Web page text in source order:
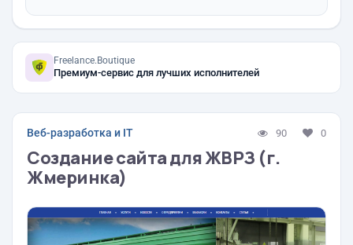
Freelance.Boutique
Премиум-сервис для лучших исполнителей
Веб-разработка и IT 90 0
Создание сайта для ЖВРЗ (г.
Жмеринка)